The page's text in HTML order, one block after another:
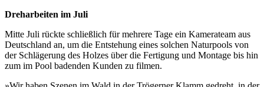
Dreharbeiten im Juli
Mitte Juli rückte schließlich für mehrere Tage ein Kamerateam aus
Deutschland an, um die Entstehung eines solchen Naturpools von
der Schlägerung des Holzes über die Fertigung und Montage bis hin
zum im Pool badenden Kunden zu filmen.